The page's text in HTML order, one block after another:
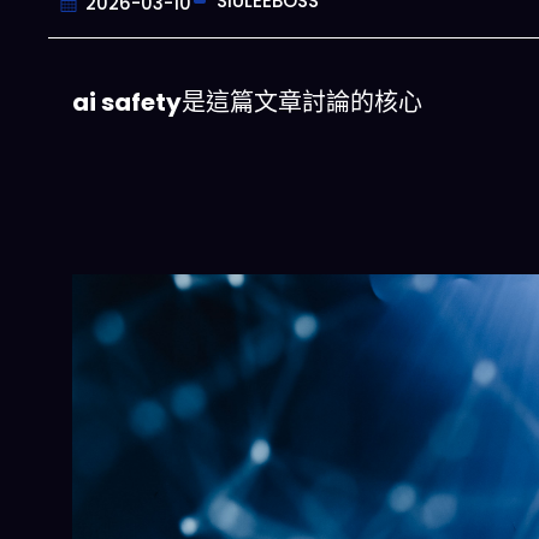
ai safety是這篇文章討論的核心